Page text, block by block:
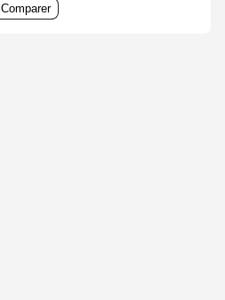
Comparer